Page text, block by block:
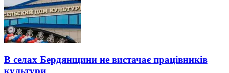
В селах Бердянщини не вистачає працівників
культури